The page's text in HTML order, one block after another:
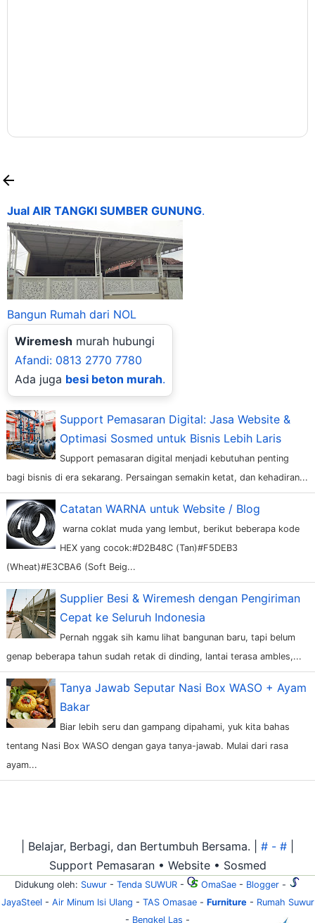
Jual AIR TANGKI SUMBER GUNUNG.
Bangun Rumah dari NOL
Wiremesh murah hubungi
Afandi: 0813 2770 7780
Ada juga besi beton murah.
Support Pemasaran Digital: Jasa Website &
Optimasi Sosmed untuk Bisnis Lebih Laris
Support pemasaran digital menjadi kebutuhan penting
bagi bisnis di era sekarang. Persaingan semakin ketat, dan kehadiran...
Catatan WARNA untuk Website / Blog
warna coklat muda yang lembut, berikut beberapa kode
HEX yang cocok:#D2B48C (Tan)#F5DEB3
(Wheat)#E3CBA6 (Soft Beig...
Supplier Besi & Wiremesh dengan Pengiriman
Cepat ke Seluruh Indonesia
Pernah nggak sih kamu lihat bangunan baru, tapi belum
genap beberapa tahun sudah retak di dinding, lantai terasa ambles,...
Tanya Jawab Seputar Nasi Box WASO + Ayam
Bakar
Biar lebih seru dan gampang dipahami, yuk kita bahas
tentang Nasi Box WASO dengan gaya tanya-jawab. Mulai dari rasa
ayam...
| Belajar, Berbagi, dan Bertumbuh Bersama. | # - # |
Support Pemasaran • Website • Sosmed
Didukung oleh: Blogger
JayaSteel
Air Minum Isi Ulang